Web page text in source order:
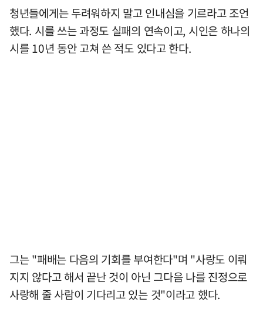
청년들에게는 두려워하지 말고 인내심을 기르라고 조언
했다. 시를 쓰는 과정도 실패의 연속이고, 시인은 하나의
시를 10년 동안 고쳐 쓴 적도 있다고 한다.
그는 "패배는 다음의 기회를 부여한다"며 "사랑도 이뤄
지지 않다고 해서 끝난 것이 아닌 그다음 나를 진정으로
사랑해 줄 사람이 기다리고 있는 것"이라고 했다.